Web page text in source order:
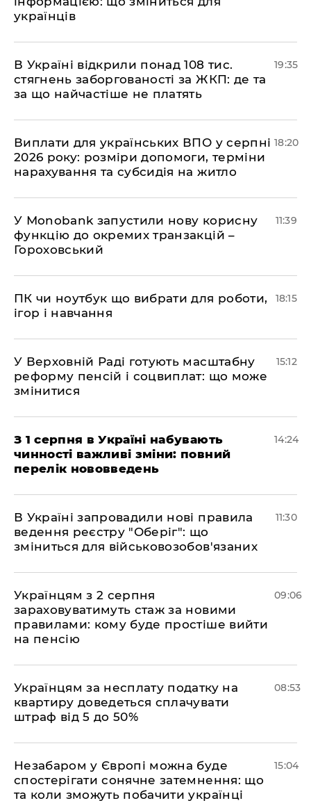
українців
В Україні відкрили понад 108 тис.
стягнень заборгованості за ЖКП: де та
за що найчастіше не платять
19:35
Виплати для українських ВПО у серпні
2026 року: розміри допомоги, терміни
нарахування та субсидія на житло
18:20
У Мonobank запустили нову корисну
функцію до окремих транзакцій –
Гороховський
11:39
ПК чи ноутбук що вибрати для роботи,
ігор і навчання
18:15
У Верховній Раді готують масштабну
реформу пенсій і соцвиплат: що може
змінитися
15:12
З 1 серпня в Україні набувають
чинності важливі зміни: повний
перелік нововведень
14:24
В Україні запровадили нові правила
ведення реєстру "Оберіг": що
зміниться для військовозобов'язаних
11:30
Українцям з 2 серпня
зараховуватимуть стаж за новими
правилами: кому буде простіше вийти
на пенсію
09:06
Українцям за несплату податку на
квартиру доведеться сплачувати
штраф від 5 до 50%
08:53
​Незабаром у Європі можна буде
спостерігати сонячне затемнення: що
та коли зможуть побачити українці
15:04